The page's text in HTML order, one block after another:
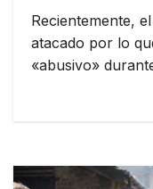
Recientemente,
atacado por lo
«abusivo»